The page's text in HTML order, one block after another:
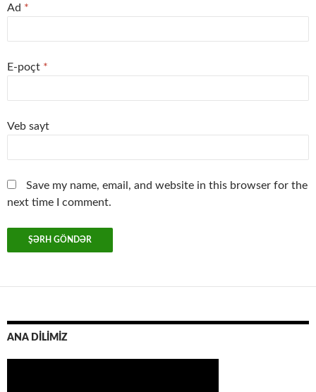
Ad *
E-poçt *
Veb sayt
Save my name, email, and website in this browser for the
next time I comment.
ANA DİLİMİZ